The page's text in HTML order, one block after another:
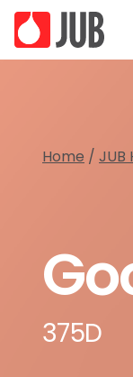
Home / JUB
375D